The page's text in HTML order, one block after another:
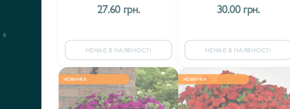
6
27.60 грн.
НЕМАЄ В НАЯВНОСТІ
30.00 грн.
НЕМАЄ В НАЯВНОСТІ
НОВИНКА НОВИНКА